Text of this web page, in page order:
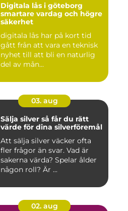
Digitala lås i göteborg
smartare vardag och högre
säkerhet
digitala lås har på kort tid
gått från att vara en teknisk
nyhet till att bli en naturlig
del av mån...
03. aug
Sälja silver så får du rätt
värde för dina silverföremål
Att sälja silver väcker ofta
fler frågor än svar. Vad är
sakerna värda? Spelar ålder
någon roll? Är ...
02. aug